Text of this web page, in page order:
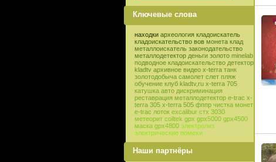
Ключевые слова
находки археология кладоискатель
кладоискательство вов монета клад
металлоискатель законодательство
металлодетектор деньги золото minelab
подводное кладоискательство детектор
kladtv архивное видео x-terra танк
золотодобыча самолет слет пляж
обучение клуб kladtv,ru x-terra 705
катушка авто дискриминация
реставрация металлодетектор e-trac x-
terra 305 x-terra 505 фппр чистка монет
e-trac лоток excalibur стх 3030
метеорит coiltek gpx gpx5000 gpx4500
маска gpx4800 электролиз
электрические помехи
Наши партнёры